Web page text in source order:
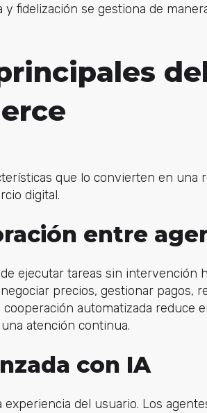
fidelización se gestiona de
que lo convierten en una
digital.
entre
ejecutar tareas sin intervención
precios, gestionar pagos,
automatizada reduce
atención continua.
con IA
del usuario. Los